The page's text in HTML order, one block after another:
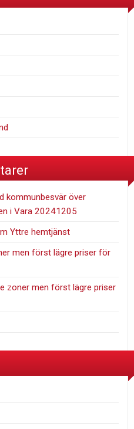
kommunbesvär över
i Vara 20241205
Yttre hemtjänst
men först lägre priser för
zoner men först lägre priser